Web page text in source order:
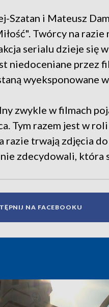
Szatan i Mateusz
Twórcy na
serialu dzieje się
niedoceniane przez
wyeksponowane
zwykle w filmach
Tym razem jest w
razie trwają zdjęcia
zdecydowali, która
NA FACEBOOKU